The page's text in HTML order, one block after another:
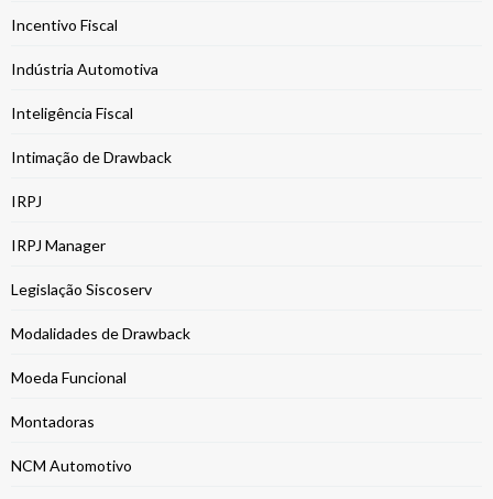
Incentivo Fiscal
Indústria Automotiva
Inteligência Fiscal
Intimação de Drawback
IRPJ
IRPJ Manager
Legislação Siscoserv
Modalidades de Drawback
Moeda Funcional
Montadoras
NCM Automotivo